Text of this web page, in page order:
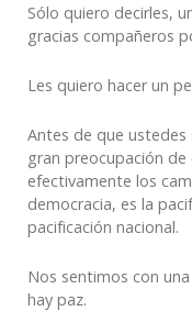
Sólo quiero decirles,
gracias compañeros
Les quiero hacer un
Antes de que ustedes
gran preocupación
efectivamente los
democracia, es la
pacificación nacional.
Nos sentimos con
hay paz.